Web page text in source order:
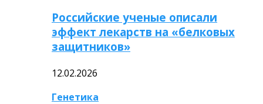
Российские ученые описали
эффект лекарств на «белковых
защитников»
12.02.2026
Генетика